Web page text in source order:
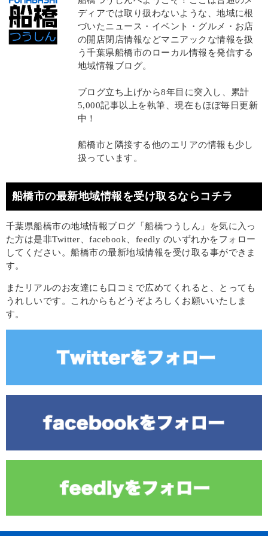
ディアでは取り扱わないような、地域に根
づいたニュース・イベント・グルメ・お店
の開店閉店情報などマニアックな情報を扱
う千葉県船橋市のローカル情報を発信する
地域情報ブログ。
ブログ立ち上げから8年目に突入し、累計
5,000記事以上を執筆、現在もほぼ毎日更新
中！
船橋市と隣接する他のエリアの情報も少し
扱っています。
船橋市の最新地域情報を受け取るならコチラ
千葉県船橋市の地域情報ブログ「船橋つうしん」を気に入っ
た方は是非Twitter、facebook、feedly のいずれかをフォロー
してください。船橋市の最新地域情報を受け取る事ができま
す。
またリアルのお友達にも口コミで広めてくれると、とっても
うれしいです。これからもどうぞよろしくお願いいたしま
す。